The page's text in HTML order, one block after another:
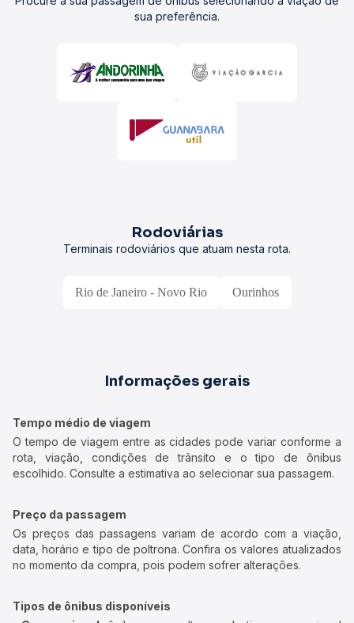
sua preferência.
Rodoviárias
Terminais rodoviários que atuam nesta rota.
Rio de Janeiro - Novo Rio Ourinhos
Informações gerais
Tempo médio de viagem
O tempo de viagem entre as cidades pode variar conforme a
rota, viação, condições de trânsito e o tipo de ônibus
escolhido. Consulte a estimativa ao selecionar sua passagem.
Preço da passagem
Os preços das passagens variam de acordo com a viação,
data, horário e tipo de poltrona. Confira os valores atualizados
no momento da compra, pois podem sofrer alterações.
Tipos de ônibus disponíveis